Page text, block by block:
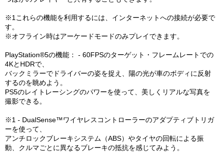
※1これらの機能を利用するには、インターネットへの接続が必要で
す。
※オフライン時はアーケードモードのみプレイできます。
PlayStation®5の機能： - 60FPSのターゲット・フレームレートでの
4KとHDRで、
バックミラーでドライバーの姿を捉え、陽の光が車のボディに反射
するのを眺めよう。
PS5のレイトレーシングのパワーを使って、美しくリアルな写真を
撮影できる。
※1 - DualSense™ワイヤレスコントローラーのアダプティブトリガ
ーを使って、
アンチロックブレーキシステム（ABS）やタイヤの回転による振
動、クルマごとに異なるブレーキの抵抗を感じてみよう。